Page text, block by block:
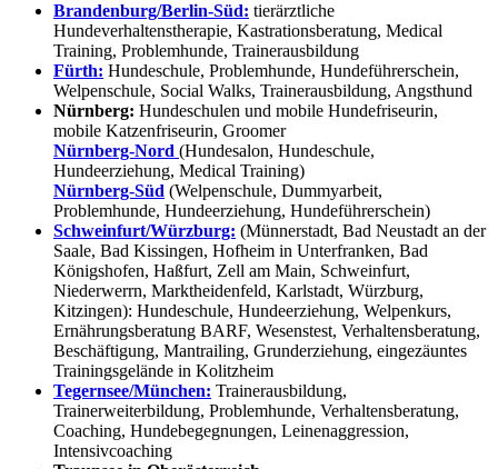
Brandenburg/Berlin-Süd: tierärztliche
Hundeverhaltenstherapie, Kastrationsberatung, Medical
Training, Problemhunde, Trainerausbildung
Fürth: Hundeschule, Problemhunde, Hundeführerschein,
Welpenschule, Social Walks, Trainerausbildung, Angsthund
Nürnberg: Hundeschulen und mobile Hundefriseurin,
mobile Katzenfriseurin, Groomer
Nürnberg-Nord (Hundesalon, Hundeschule,
Hundeerziehung, Medical Training)
Nürnberg-Süd (Welpenschule, Dummyarbeit,
Problemhunde, Hundeerziehung, Hundeführerschein)
Schweinfurt/Würzburg: (Münnerstadt, Bad Neustadt an der
Saale, Bad Kissingen, Hofheim in Unterfranken, Bad
Königshofen, Haßfurt, Zell am Main, Schweinfurt,
Niederwerrn, Marktheidenfeld, Karlstadt, Würzburg,
Kitzingen): Hundeschule, Hundeerziehung, Welpenkurs,
Ernährungsberatung BARF, Wesenstest, Verhaltensberatung,
Beschäftigung, Mantrailing, Grunderziehung, eingezäuntes
Trainingsgelände in Kolitzheim
Tegernsee/München: Trainerausbildung,
Trainerweiterbildung, Problemhunde, Verhaltensberatung,
Coaching, Hundebegegnungen, Leinenaggression,
Intensivcoaching